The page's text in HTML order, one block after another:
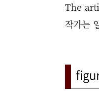
The
작가는